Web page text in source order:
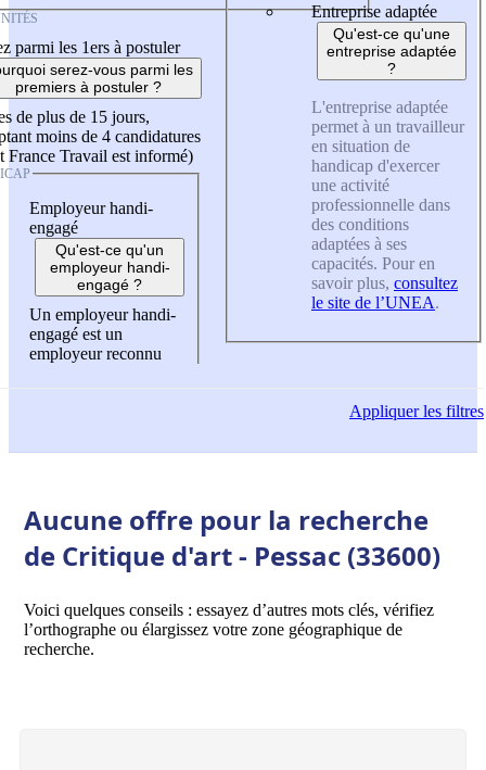
parmi les 1ers à postuler
serez-vous parmi les
premiers à postuler ?
de plus de 15 jours,
moins de 4 candidatures
France Travail est informé)
Employeur handi-
engagé
Qu'est-ce qu'un
employeur handi-
engagé ?
Un employeur handi-
engagé est un
employeur reconnu
Entreprise adaptée
Qu'est-ce qu'une
entreprise adaptée
?
L'entreprise adaptée
permet à un travailleur
en situation de
handicap d'exercer
une activité
professionnelle dans
des conditions
adaptées à ses
capacités. Pour en
savoir plus, consultez
le site de l’UNEA.
Appliquerles filtres
Aucune offre pour la recherche
de Critique d'art - Pessac (33600)
Voici quelques conseils : essayez d’autres mots clés, vérifiez
l’orthographe ou élargissez votre zone géographique de
recherche.